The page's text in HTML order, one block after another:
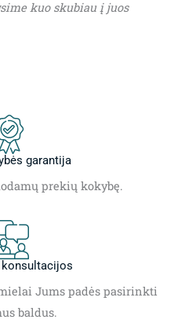
kuo skubiau į juos
garantija
prekių kokybę.
Jums padės pasirinkti
baldus.